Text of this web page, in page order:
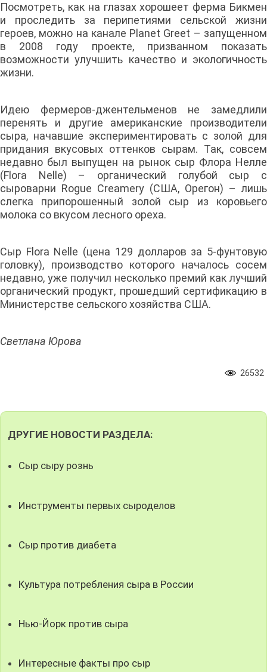
Посмотреть, как на глазах хорошеет ферма Бикмен
и проследить за перипетиями сельской жизни
героев, можно на канале Planet Greet – запущенном
в 2008 году проекте, призванном показать
возможности улучшить качество и экологичность
жизни.
Идею фермеров-джентельменов не замедлили
перенять и другие американские производители
сыра, начавшие экспериментировать с золой для
придания вкусовых оттенков сырам. Так, совсем
недавно был выпущен на рынок сыр Флора Нелле
(Flora Nelle) – органический голубой сыр с
сыроварни Rogue Creamery (США, Орегон) – лишь
слегка припорошенный золой сыр из коровьего
молока со вкусом лесного ореха.
Сыр Flora Nelle (цена 129 долларов за 5-фунтовую
головку), производство которого началось сосем
недавно, уже получил несколько премий как лучший
органический продукт, прошедший сертификацию в
Министерстве сельского хозяйства США.
Светлана Юрова
26532
ДРУГИЕ НОВОСТИ РАЗДЕЛА:
Сыр сыру рознь
Инструменты первых сыроделов
Сыр против диабета
Культура потребления сыра в России
Нью-Йорк против сыра
Интересные факты про сыр